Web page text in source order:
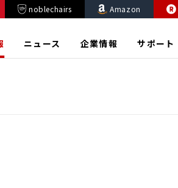
noblechairs Amazon
ニュース 企業情報 サポート